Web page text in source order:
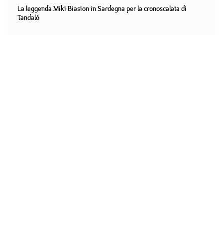
La leggenda Miki Biasion in Sardegna per la cronoscalata di
Tandalò